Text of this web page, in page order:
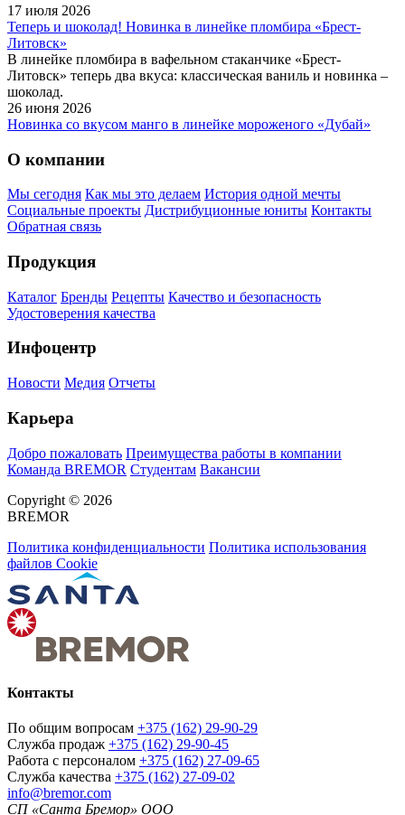
17 июля 2026
Теперь и шоколад! Новинка в линейке пломбира «Брест-
Литовск»
В линейке пломбира в вафельном стаканчике «Брест-
Литовск» теперь два вкуса: классическая ваниль и новинка –
шоколад.
26 июня 2026
Новинка со вкусом манго в линейке мороженого «Дубай»
О компании
Мы сегодня Как мы это делаем История одной мечты
Социальные проекты Дистрибуционные юниты Контакты
Обратная связь
Продукция
Каталог Бренды Рецепты Качество и безопасность
Удостоверения качества
Инфоцентр
Новости Медия Отчеты
Карьера
Добро пожаловать Преимущества работы в компании
Команда BREMOR Студентам Вакансии
Copyright © 2026
BREMOR
Политика конфиденциальности Политика использования
файлов Cookie
Контакты
По общим вопросам +375 (162) 29-90-29
Служба продаж +375 (162) 29-90-45
Работа с персоналом +375 (162) 27-09-65
Служба качества +375 (162) 27-09-02
info@bremor.com
СП «Санта Бремор» ООО